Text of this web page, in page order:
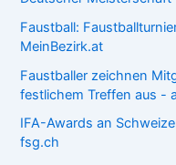
Faustball:
MeinBezirk.at
Faustballer zeichnen
festlichem Treffen aus -
IFA-Awards an
fsg.ch